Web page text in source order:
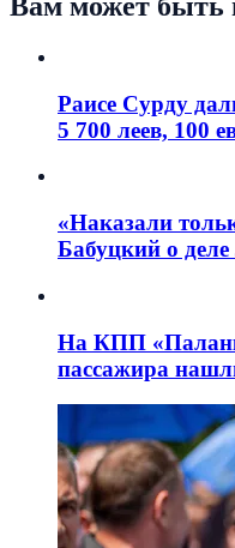
Раисе Сурду
5 700 леев, 100
«Наказали
Бабуцкий о
На КПП
пассажира